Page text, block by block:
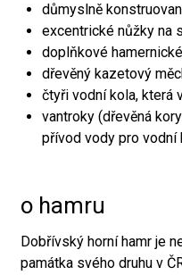
důmyslně
excentrické nůžky na
doplňkové
dřevěný kazetový
čtyři vodní kola, která
vantroky (dřevěná
přívod vody pro vodní
o hamru
Dobřívský horní hamr je
památka svého druhu v